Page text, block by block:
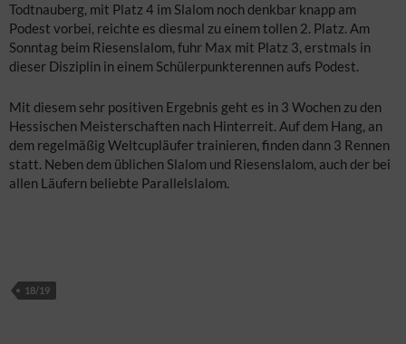
Todtnauberg, mit Platz 4 im Slalom noch denkbar knapp am
Podest vorbei, reichte es diesmal zu einem tollen 2. Platz. Am
Sonntag beim Riesenslalom, fuhr Max mit Platz 3, erstmals in
dieser Disziplin in einem Schülerpunkterennen aufs Podest.
Mit diesem sehr positiven Ergebnis geht es in 3 Wochen zu den
Hessischen Meisterschaften nach Hinterreit. Auf dem Hang, an
dem regelmäßig Weltcupläufer trainieren, finden dann 3 Rennen
statt. Neben dem üblichen Slalom und Riesenslalom, auch der bei
allen Läufern beliebte Parallelslalom.
18/19